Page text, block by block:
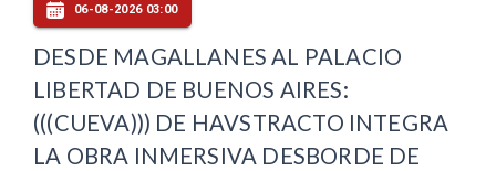
06-08-2026 03:00
DESDE MAGALLANES AL PALACIO
LIBERTAD DE BUENOS AIRES:
(((CUEVA))) DE HAVSTRACTO INTEGRA
LA OBRA INMERSIVA DESBORDE DE